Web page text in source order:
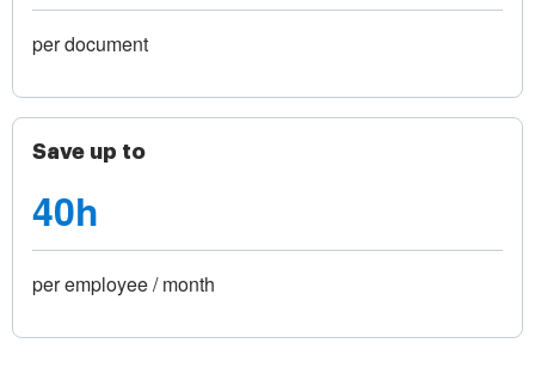
per document
Save up to
40h
per employee / month